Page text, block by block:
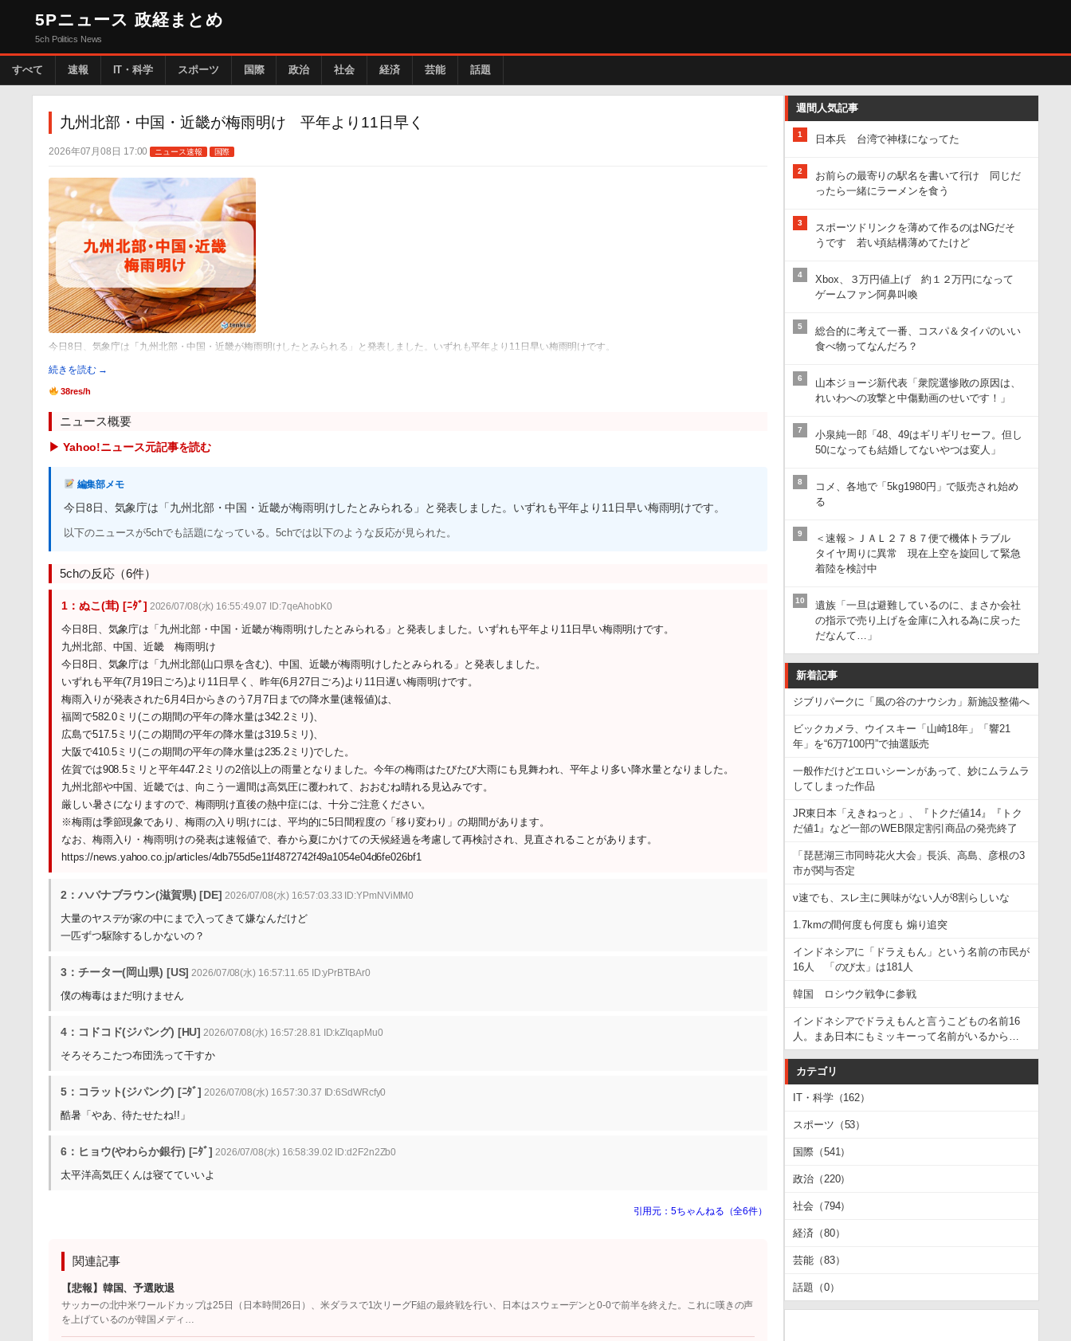
5Pニュース 政経まとめ
5ch Politics News
すべて 速報 IT・科学 スポーツ 国際 政治 社会 経済 芸能 話題
九州北部・中国・近畿が梅雨明け 平年より11日早く
2026年07月08日 17:00 ニュース速報 国際
今日8日、気象庁は「九州北部・中国・近畿が梅雨明けしたとみられる」と発表しました。いずれも平年より11日早い梅雨明けです。
続きを読む →
38res/h
ニュース概要
▶ Yahoo!ニュース元記事を読む
編集部メモ
今日8日、気象庁は「九州北部・中国・近畿が梅雨明けしたとみられる」と発表しました。いずれも平年より11日早い梅雨明けです。
以下のニュースが5chでも話題になっている。5chでは以下のような反応が見られた。
5chの反応（6件）
1：ぬこ(茸) [ﾆﾀﾞ] 2026/07/08(水) 16:55:49.07 ID:7qeAhobK0
今日8日、気象庁は「九州北部・中国・近畿が梅雨明けしたとみられる」と発表しました。いずれも平年より11日早い梅雨明けです。
九州北部、中国、近畿 梅雨明け
今日8日、気象庁は「九州北部(山口県を含む)、中国、近畿が梅雨明けしたとみられる」と発表しました。
いずれも平年(7月19日ごろ)より11日早く、昨年(6月27日ごろ)より11日遅い梅雨明けです。
梅雨入りが発表された6月4日からきのう7月7日までの降水量(速報値)は、
福岡で582.0ミリ(この期間の平年の降水量は342.2ミリ)、
広島で517.5ミリ(この期間の平年の降水量は319.5ミリ)、
大阪で410.5ミリ(この期間の平年の降水量は235.2ミリ)でした。
佐賀では908.5ミリと平年447.2ミリの2倍以上の雨量となりました。今年の梅雨はたびたび大雨にも見舞われ、平年より多い降水量となりました。
九州北部や中国、近畿では、向こう一週間は高気圧に覆われて、おおむね晴れる見込みです。
厳しい暑さになりますので、梅雨明け直後の熱中症には、十分ご注意ください。
※梅雨は季節現象であり、梅雨の入り明けには、平均的に5日間程度の「移り変わり」の期間があります。
なお、梅雨入り・梅雨明けの発表は速報値で、春から夏にかけての天候経過を考慮して再検討され、見直されることがあります。
https://news.yahoo.co.jp/articles/4db755d5e11f4872742f49a1054e04d6fe026bf1
2：ハバナブラウン(滋賀県) [DE] 2026/07/08(水) 16:57:03.33 ID:YPmNViMM0
大量のヤスデが家の中にまで入ってきて嫌なんだけど
一匹ずつ駆除するしかないの？
3：チーター(岡山県) [US] 2026/07/08(水) 16:57:11.65 ID:yPrBTBAr0
僕の梅毒はまだ明けません
4：コドコド(ジパング) [HU] 2026/07/08(水) 16:57:28.81 ID:kZIqapMu0
そろそろこたつ布団洗って干すか
5：コラット(ジパング) [ﾆﾀﾞ] 2026/07/08(水) 16:57:30.37 ID:6SdWRcfy0
酷暑「やあ、待たせたね!!」
6：ヒョウ(やわらか銀行) [ﾆﾀﾞ] 2026/07/08(水) 16:58:39.02 ID:d2F2n2Zb0
太平洋高気圧くんは寝てていいよ
引用元：5ちゃんねる（全6件）
関連記事
【悲報】韓国、予選敗退
サッカーの北中米ワールドカップは25日（日本時間26日）、米ダラスで1次リーグF組の最終戦を行い、日本はスウェーデンと0-0で前半を終えた。これに嘆きの声
を上げているのが韓国メディ…
週間人気記事
1 日本兵 台湾で神様になってた
2
お前らの最寄りの駅名を書いて行け 同じだ
ったら一緒にラーメンを食う
3
スポーツドリンクを薄めて作るのはNGだそ
うです 若い頃結構薄めてたけど
4
Xbox、３万円値上げ 約１２万円になって
ゲームファン阿鼻叫喚
5
総合的に考えて一番、コスパ＆タイパのいい
食べ物ってなんだろ？
6
山本ジョージ新代表「衆院選惨敗の原因は、
れいわへの攻撃と中傷動画のせいです！」
7
小泉純一郎「48、49はギリギリセーフ。但し
50になっても結婚してないやつは変人」
8
コメ、各地で「5kg1980円」で販売され始め
る
9
＜速報＞ＪＡＬ２７８７便で機体トラブル
タイヤ周りに異常 現在上空を旋回して緊急
着陸を検討中
10
遺族「一旦は避難しているのに、まさか会社
の指示で売り上げを金庫に入れる為に戻った
だなんて…」
新着記事
ジブリパークに「風の谷のナウシカ」新施設整備へ
ビックカメラ、ウイスキー「山崎18年」「響21
年」を“6万7100円”で抽選販売
一般作だけどエロいシーンがあって、妙にムラムラ
してしまった作品
JR東日本「えきねっと」、『トクだ値14』『トク
だ値1』など一部のWEB限定割引商品の発売終了
「琵琶湖三市同時花火大会」長浜、高島、彦根の3
市が関与否定
ν速でも、スレ主に興味がない人が8割らしいな
1.7kmの間何度も何度も 煽り追突
インドネシアに「ドラえもん」という名前の市民が
16人 「のび太」は181人
韓国 ロシウク戦争に参戦
インドネシアでドラえもんと言うこどもの名前16
人。まあ日本にもミッキーって名前がいるから…
カテゴリ
IT・科学（162）
スポーツ（53）
国際（541）
政治（220）
社会（794）
経済（80）
芸能（83）
話題（0）